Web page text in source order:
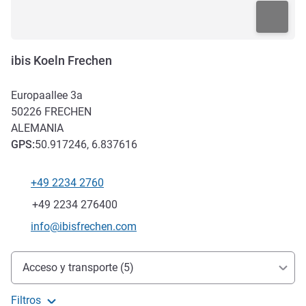
ibis Koeln Frechen
Europaallee 3a
50226 FRECHEN
ALEMANIA
GPS:50.917246, 6.837616
Teléfono
+49 2234 2760
Fax
+49 2234 276400
Correo electrónico de contacto
info@ibisfrechen.com
Acceso y transporte
Acceso y transporte (5)
Filtros